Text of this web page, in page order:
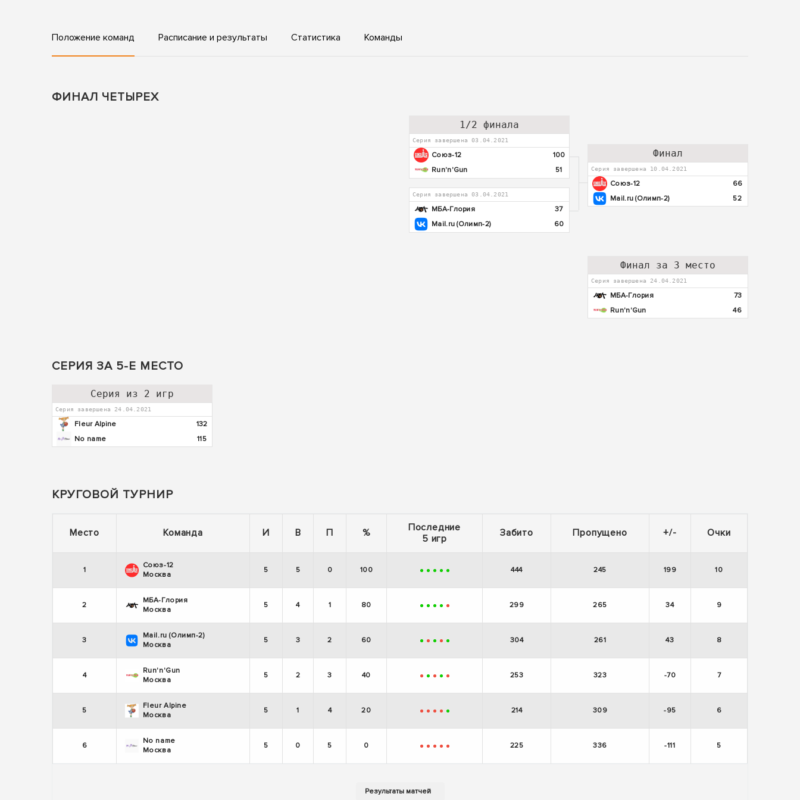
Положение команд Расписание и результаты Статистика Команды
ФИНАЛ ЧЕТЫРЕХ
1/2 финала
Серия завершена 03.04.2021
Союз-12
100
Run'n'Gun
51
Серия завершена 03.04.2021
МБА-Глория
37
Mail.ru (Олимп-2)
60
Финал
Серия завершена 10.04.2021
Союз-12
66
Mail.ru (Олимп-2)
52
Финал за 3 место
Серия завершена 24.04.2021
МБА-Глория
73
Run'n'Gun
46
СЕРИЯ ЗА 5-Е МЕСТО
Серия из 2 игр
Серия завершена 24.04.2021
Fleur Alpine
132
No name
115
КРУГОВОЙ ТУРНИР
Место Команда И В П %
Последние
5 игр
Забито Пропущено +/- Очки
1
Союз-12
Москва
5 5 0 100 + + + + + 444 245 199 10
2
МБА-Глория
Москва
5 4 1 80 + + + + - 299 265 34 9
3
Mail.ru (Олимп-2)
Москва
5 3 2 60 + - + - + 304 261 43 8
4
Run'n'Gun
Москва
5 2 3 40 - + - + - 253 323 -70 7
5
Fleur Alpine
Москва
5 1 4 20 - - - - + 214 309 -95 6
6
No name
Москва
5 0 5 0 - - - - - 225 336 -111 5